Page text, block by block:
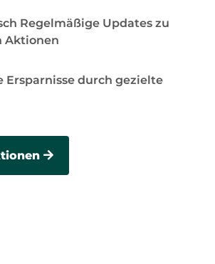
Regelmäßige Updates zu
Aktionen
Ersparnisse durch gezielte